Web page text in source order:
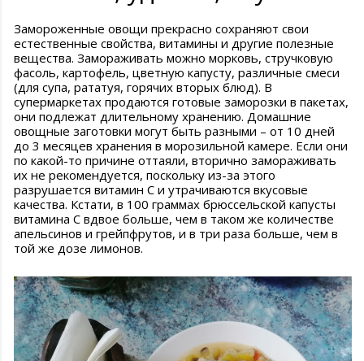
Замороженные овощи прекрасно сохраняют свои
естественные свойства, витамины и другие полезные
вещества. Замораживать можно морковь, стручковую
фасоль, картофель, цветную капусту, различные смеси
(для супа, рататуя, горячих вторых блюд). В
супермаркетах продаются готовые заморозки в пакетах,
они подлежат длительному хранению. Домашние
овощные заготовки могут быть разными – от 10 дней
до 3 месяцев хранения в морозильной камере. Если они
по какой-то причине оттаяли, вторично замораживать
их не рекомендуется, поскольку из-за этого
разрушается витамин С и утрачиваются вкусовые
качества. Кстати, в 100 граммах брюссельской капусты
витамина С вдвое больше, чем в таком же количестве
апельсинов и грейпфрутов, и в три раза больше, чем в
той же дозе лимонов.